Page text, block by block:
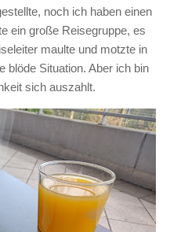
noch ich haben einen
ein große Reisegruppe, es
maulte und motzte in
blöde Situation. Aber ich bin
sich auszahlt.